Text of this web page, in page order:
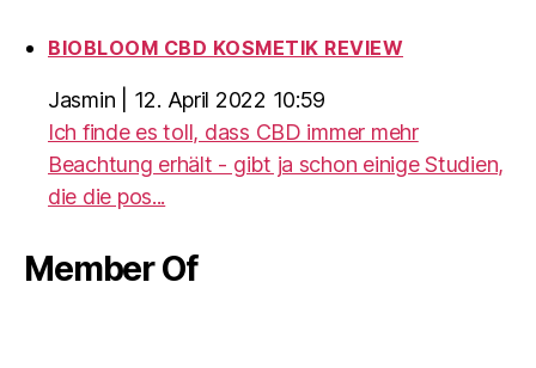
BIOBLOOM CBD KOSMETIK REVIEW
Jasmin
12. April 2022 10:59
Ich finde es toll, dass CBD immer mehr
Beachtung erhält - gibt ja schon einige Studien,
die die pos...
Member Of